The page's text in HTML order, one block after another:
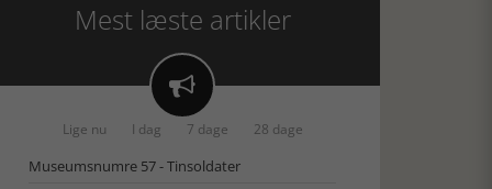
Mest læste artikler

Lige nu I dag 7 dage 28 dage
Museumsnumre 57 - Tinsoldater